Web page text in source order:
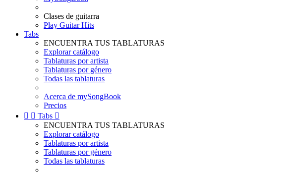
Clases de guitarra
Play Guitar Hits
Tabs
ENCUENTRA TUS TABLATURAS
Explorar catálogo
Tablaturas por artista
Tablaturas por género
Todas las tablaturas
Acerca de mySongBook
Precios
  Tabs 
ENCUENTRA TUS TABLATURAS
Explorar catálogo
Tablaturas por artista
Tablaturas por género
Todas las tablaturas